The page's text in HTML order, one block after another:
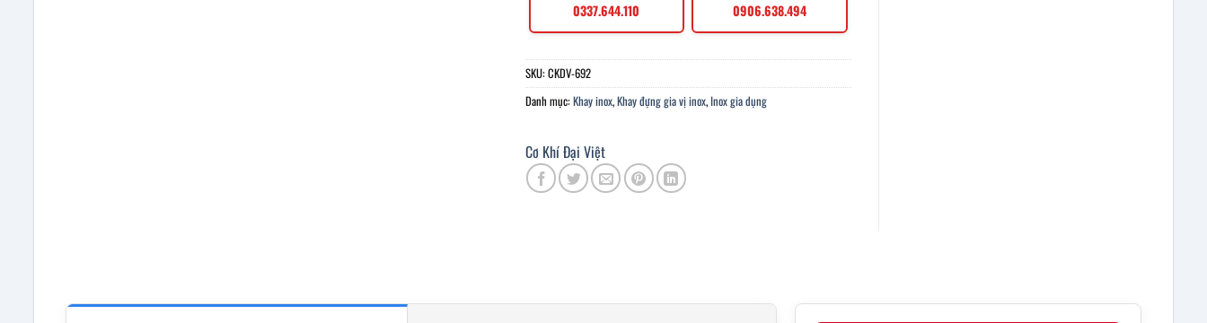
0337.644.110 0906.638.494
SKU:CKDV-692
Danh mục:Khay inox,Khay đựng gia vị inox, Inox gia dụng
Cơ Khí Đại Việt